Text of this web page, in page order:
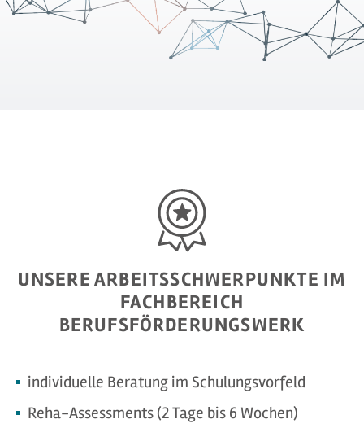
UNSERE ARBEITSSCHWERPUNKTE IM
FACHBEREICH
BERUFSFÖRDERUNGSWERK
individuelle Beratung im Schulungsvorfeld
Reha-Assessments (2 Tage bis 6 Wochen)